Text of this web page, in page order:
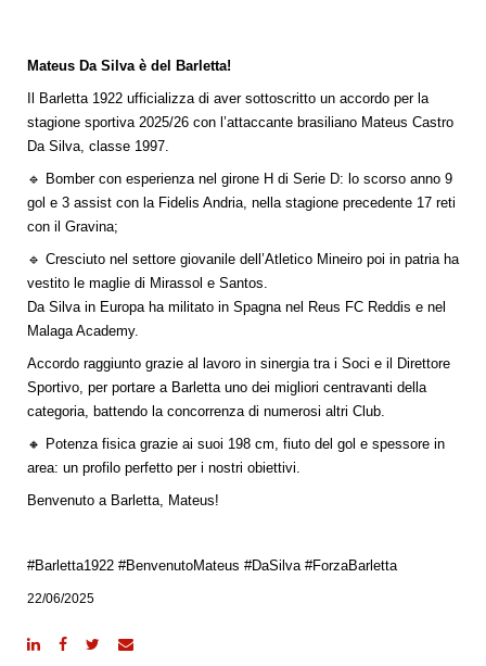
Mateus Da Silva è del Barletta!
Il Barletta 1922 ufficializza di aver sottoscritto un accordo per la
stagione sportiva 2025/26 con l’attaccante brasiliano Mateus Castro
Da Silva, classe 1997.
🔹 Bomber con esperienza nel girone H di Serie D: lo scorso anno 9
gol e 3 assist con la Fidelis Andria, nella stagione precedente 17 reti
con il Gravina;
🔹 Cresciuto nel settore giovanile dell’Atletico Mineiro poi in patria ha
vestito le maglie di Mirassol e Santos.
Da Silva in Europa ha militato in Spagna nel Reus FC Reddis e nel
Malaga Academy.
Accordo raggiunto grazie al lavoro in sinergia tra i Soci e il Direttore
Sportivo, per portare a Barletta uno dei migliori centravanti della
categoria, battendo la concorrenza di numerosi altri Club.
🔸 Potenza fisica grazie ai suoi 198 cm, fiuto del gol e spessore in
area: un profilo perfetto per i nostri obiettivi.
Benvenuto a Barletta, Mateus!
#Barletta1922 #BenvenutoMateus #DaSilva #ForzaBarletta
22/06/2025